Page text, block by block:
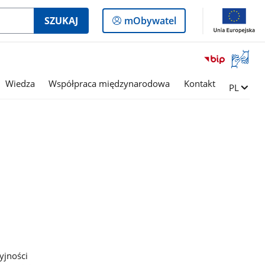
SZUKAJ
Logowanie
do
mObywatel
Otwórz
okno
Wiedza Współpraca międzynarodowa Kontakt Zmień
PL